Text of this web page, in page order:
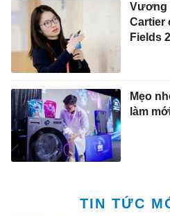
Vương
Cartier
Fields
Mẹo
làm
TIN TỨC